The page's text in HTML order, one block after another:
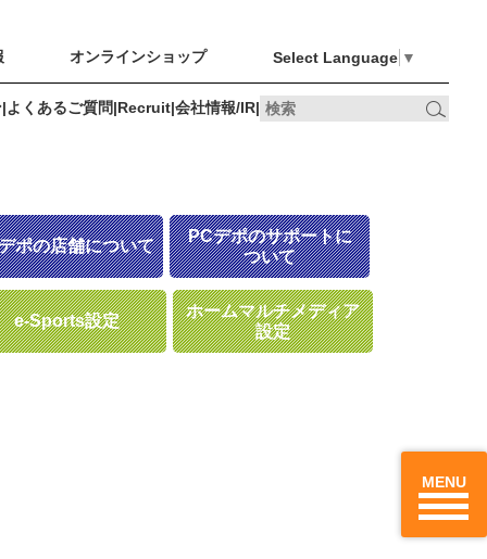
オンラインショップ Select Language ▼
|よくあるご質問|Recruit|会社情報/IR|
ポの店舗について
PCデポのサポートに
ついて
e-Sports設定
ホームマルチメディア
設定